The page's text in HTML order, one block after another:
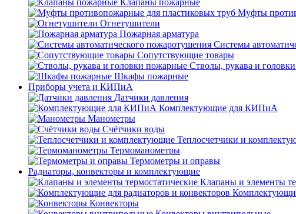
Клапаны пожарные
Муфты
Огнетушители
Пожарная арматура
Системы
Сопутствующие товары
Стволы, рукава и
Шкафы пожарные
Приборы учета и КИПиА
Датчики давления
Комплектующие для КИПиА
Манометры
Счётчики воды
Теплосчетчики и
Термоманометры
Термометры и оправы
Радиаторы, конвекторы и комплектующие
Клапаны и элементы
Конвекторы